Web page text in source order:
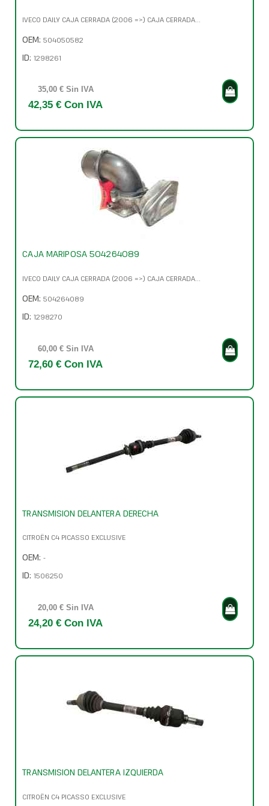
IVECO DAILY CAJA CERRADA (2006 =>) CAJA CERRADA...
OEM: 504050582
ID: 1298261
35,00 € Sin IVA
42,35 € Con IVA
CAJA MARIPOSA 504264089
IVECO DAILY CAJA CERRADA (2006 =>) CAJA CERRADA...
OEM: 504264089
ID: 1298270
60,00 € Sin IVA
72,60 € Con IVA
TRANSMISION DELANTERA DERECHA
CITROËN C4 PICASSO EXCLUSIVE
OEM: -
ID: 1506250
20,00 € Sin IVA
24,20 € Con IVA
TRANSMISION DELANTERA IZQUIERDA
CITROËN C4 PICASSO EXCLUSIVE